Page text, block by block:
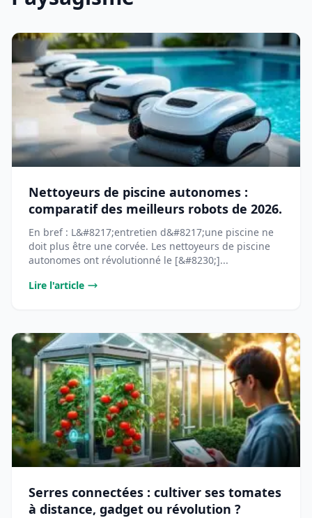
Nettoyeurs de piscine autonomes :
comparatif des meilleurs robots de 2026.
En bref : L&#8217;entretien d&#8217;une piscine ne
doit plus être une corvée. Les nettoyeurs de piscine
autonomes ont révolutionné le [&#8230;]...
Lire l'article
Serres connectées : cultiver ses tomates
à distance, gadget ou révolution ?